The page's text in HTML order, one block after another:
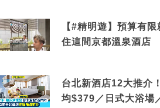
【#精明遊】預算有限
住這間京都溫泉酒店
台北新酒店12大推介
均$379／日式大浴場